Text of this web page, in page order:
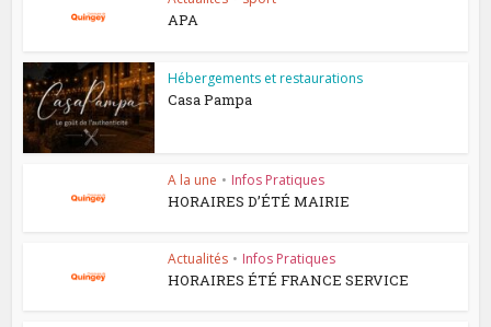
APA
Hébergements et restaurations
Casa Pampa
A la une • Infos Pratiques
HORAIRES D’ÉTÉ MAIRIE
Actualités • Infos Pratiques
HORAIRES ÉTÉ FRANCE SERVICE